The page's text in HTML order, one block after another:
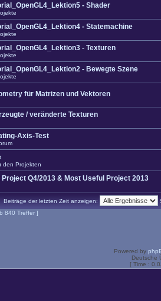
- Shader
- Statemachine
- Texturen
- Bewegte Szene
für Matrizen und Vektoren
/ veränderte Texturen
Axis-Test
den Projekten
Q4/2013 & Most Useful Project 2013
Beiträge der letzten Zeit anzeigen:
840 Treffer ]
Powered by
Deutsche
[ Time :